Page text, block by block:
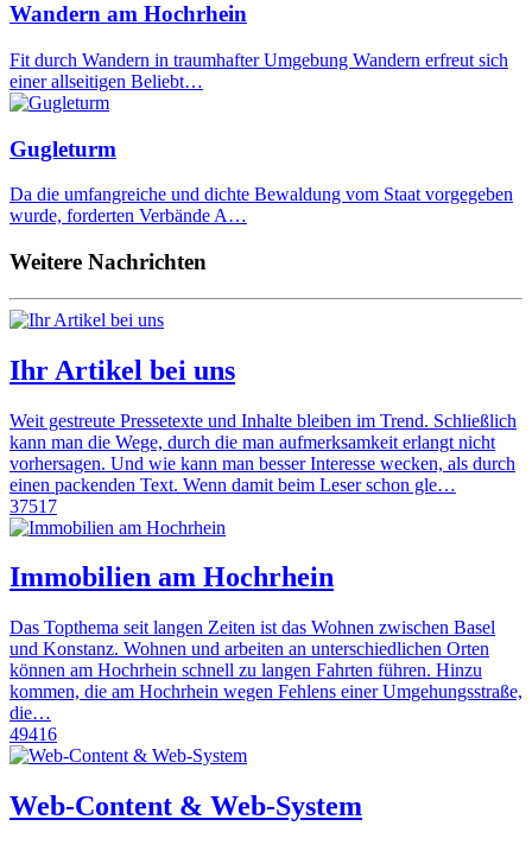
Wandern am Hochrhein
Fit durch Wandern in traumhafter Umgebung Wandern erfreut sich
einer allseitigen Beliebt…
Gugleturm
Da die umfangreiche und dichte Bewaldung vom Staat vorgegeben
wurde, forderten Verbände A…
Weitere Nachrichten
Ihr Artikel bei uns
Weit gestreute Pressetexte und Inhalte bleiben im Trend. Schließlich
kann man die Wege, durch die man aufmerksamkeit erlangt nicht
vorhersagen. Und wie kann man besser Interesse wecken, als durch
einen packenden Text. Wenn damit beim Leser schon gle…
37517
Immobilien am Hochrhein
Das Topthema seit langen Zeiten ist das Wohnen zwischen Basel
und Konstanz. Wohnen und arbeiten an unterschiedlichen Orten
können am Hochrhein schnell zu langen Fahrten führen. Hinzu
kommen, die am Hochrhein wegen Fehlens einer Umgehungsstraße,
die…
49416
Web-Content & Web-System